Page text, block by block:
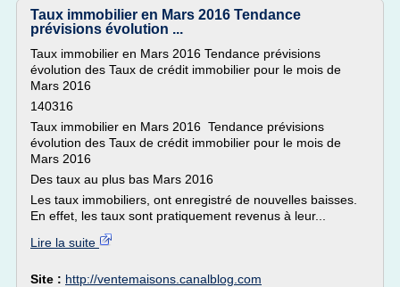
Taux immobilier en Mars 2016 Tendance
prévisions évolution ...
Taux immobilier en Mars 2016 Tendance prévisions
évolution des Taux de crédit immobilier pour le mois de
Mars 2016
140316
Taux immobilier en Mars 2016 Tendance prévisions
évolution des Taux de crédit immobilier pour le mois de
Mars 2016
Des taux au plus bas Mars 2016
Les taux immobiliers, ont enregistré de nouvelles baisses.
En effet, les taux sont pratiquement revenus à leur...
Lire la suite
Site : http://ventemaisons.canalblog.com